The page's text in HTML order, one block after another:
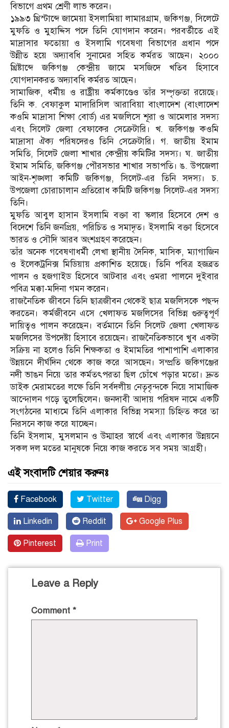
বিভাগে প্রথম শ্রেণী লাভ করেন।
১৯৯৩ খ্রিস্টাব্দে জামেয়া ইসলামিয়া লামারগ্রাম, জকিগঞ্জ, সিলেটে
মুফতি ও মুহাদ্দিস পদে তিনি যোগদান করেন। পরবর্তীতে এই
মাদ্রাসার ফতোয়া ও ইসলামি গবেষণা বিভাগের প্রধান পদে
উন্নীত হয়ে অদ্যাবধি সুনামের সহিত কর্মরত আছেন। ২০০০
খ্রিষ্টাব্দে জকিগঞ্জ কেন্দ্রীয় জামে মসজিদে খতিব হিসাবে
যোগদানকরত অদ্যাবধি কর্মরত আছেন।
সামাজিক, ধর্মীয় ও রাষ্ট্রীয় কর্মকাণ্ডেও তাঁর সম্পৃক্ততা রয়েছে।
তিনি ক. বেফাকুল মাদারিসিল আরাবিয়া বাংলাদেশ (বাংলাদেশ
কওমি মাদ্রাসা শিক্ষা বোর্ড) এর মজলিসে শূরা ও আমেলার সদস্য
এবং সিলেট জেলা বেফাকের সেক্রেটারি। খ. জকিগঞ্জ কওমি
মাদ্রাসা ঐক্য পরিষদেরও তিনি সেক্রেটারি। গ. জাতীয় ইমাম
সমিতি, সিলেট জেলা শাখার কেন্দ্রীয় কমিটির সদস্য। ঘ. জাতীয়
ইমাম সমিতি, জকিগঞ্জ পৌরসভার শাখার সভাপতি। ঙ. উপজেলা
আইন-শৃঙ্খলা কমিটি জকিগঞ্জ, সিলেট-এর তিনি সদস্য। চ.
উপজেলা চোরাচালান প্রতিরোধ কমিটি জকিগঞ্জ সিলেট-এর সদস্য
তিনি।
মুফতি আবুল হাসান ইসলামি বক্তা বা স্কলার হিসেবে দেশ ও
বিদেশে তিনি জনপ্রিয়, পরিচিত ও সমাদৃত। ইসলামি বক্তা হিসেবে
ভারত ও সৌদি আরব অংশগ্রহণ করেছেন।
তাঁর অনেক গবেষণাধর্মী লেখা স্থানীয় দৈনিক, মাসিক, ম্যাগাজিন
ও ইলেকট্রনিক্স মিডিয়ায় প্রকাশিত হয়েছে। তিনি পবিত্র হজব্রত
পালন ও হজগাইড হিসেবে আটবার এবং ওমরা পালনে দুইবার
পবিত্র মক্কা-মদিনা গমন করেন।
রাজনৈতিক জীবনে তিনি ছাত্রজীবন থেকেই ছাত্র মজলিসকে পছন্দ
করতেন। কর্মজীবনে এসে খেলাফত মজলিসের বিভিন্ন গুরুত্বপূর্ণ
দায়িত্বও পালন করেছেন। বর্তমানে তিনি সিলেট জেলা খেলাফত
মজলিসের উপদেষ্টা হিসাবে রয়েছেন। রাজনৈতিকভাবে খুব একটা
সক্রিয় না হলেও তিনি শিক্ষকতা ও ইমামতির পাশাপাশি এলাকার
উন্নয়নে দীর্ঘদিন থেকে কাজ করে আসছেন। সম্প্রতি জকিগঞ্জের
নদী ভাঙন নিয়ে তার কর্মতৎপরতা ছিল চোঁখে পড়ার মতো। দ্রুত
ডাইক মেরামতের লক্ষে তিনি সর্বদলীয় নেতৃবৃন্দকে নিয়ে সামাজিক
আন্দোলন গড়ে তুলেছিলেন। জনদাবী আদায় পরিষদ নামে একটি
সংগঠনের মাধ্যমে তিনি এলাকার বিভিন্ন সমস্যা চিহ্নিত করে তা
নিরসনে কাজ করে যাচ্ছেন।
তিনি ইসলাম, মুসলমান ও উম্মাহর স্বার্থে এবং এলাকার উন্নয়নে
সকল দল মতের মানুষকে নিয়ে কাজ করতে সব সময় আগ্রহী।
এই সংবাদটি শেয়ার করুনঃ
Facebook Twitter Digg
Linkedin Reddit Google Plus
Pinterest Print
Leave a Reply
Comment *